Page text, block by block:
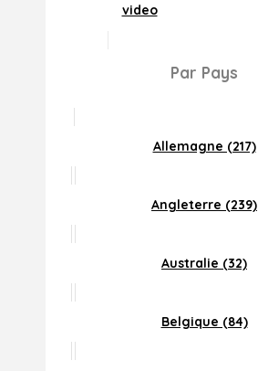
video
Par Pays
Allemagne (217)
Angleterre (239)
Australie (32)
Belgique (84)